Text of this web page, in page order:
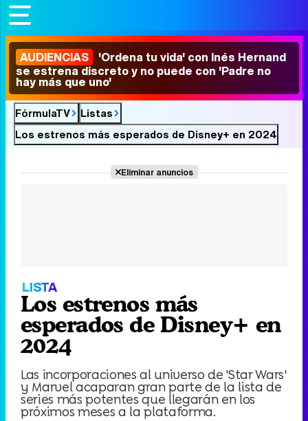
AUDIENCIAS 'Ordena tu vida' con Inés Hernand
se estrena discreto y no puede con 'Padre no
hay más que uno'
FórmulaTV
Listas
Los estrenos más esperados de Disney+ en 2024
Eliminar anuncios
LISTA
Los estrenos más
esperados de Disney+ en
2024
Las incorporaciones al universo de 'Star Wars'
y Marvel acaparan gran parte de la lista de
series más potentes que llegarán en los
próximos meses a la plataforma.